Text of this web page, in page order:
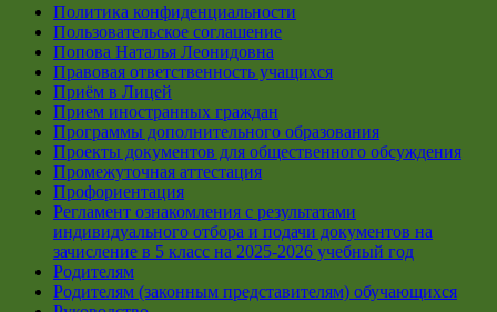
Политика конфиденциальности
Пользовательское соглашение
Попова Наталья Леонидовна
Правовая ответственность учащихся
Приём в Лицей
Прием иностранных граждан
Программы дополнительного образования
Проекты документов для общественного обсуждения
Промежуточная аттестация
Профориентация
Регламент ознакомления с результатами
индивидуального отбора и подачи документов на
зачисление в 5 класс на 2025-2026 учебный год
Родителям
Родителям (законным представителям) обучающихся